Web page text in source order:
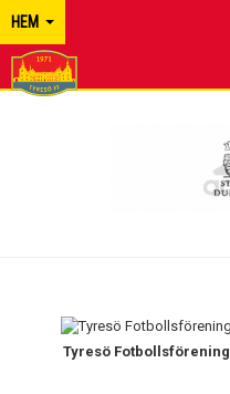
HEM
Tyresö Fotbollsförening